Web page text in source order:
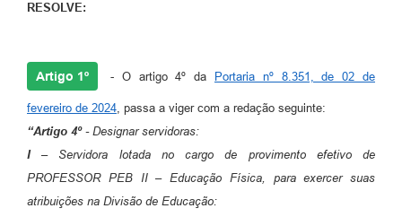
RESOLVE:
Artigo 1º - O artigo 4º da Portaria nº 8.351, de 02 de
fevereiro de 2024, passa a viger com a redação seguinte:
“Artigo 4º - Designar servidoras:
I –Servidora lotada no cargo de provimento efetivo de
PROFESSOR PEB II – Educação Física, para exercer suas
atribuições na Divisão de Educação: